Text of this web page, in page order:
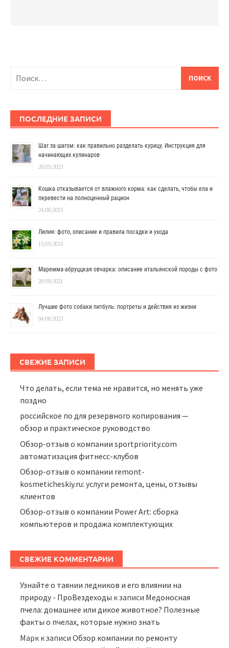
ПОСЛЕДНИЕ ЗАПИСИ
Шаг за шагом: как правильно разделать курицу. Инструкция для
начинающих кулинаров
20/05/2023
Кошка отказывается от влажного корма: как сделать, чтобы ела и
перевести на полноценный рацион
24/06/2023
Лилия: фото, описание и правила посадки и ухода
15/05/2023
Маремма-абруццкая овчарка: описание итальянской породы с фото
29/09/2021
Лучшие фото собаки питбуль: портреты и действия из жизни
04/06/2023
СВЕЖИЕ ЗАПИСИ
Что делать, если тема не нравится, но менять уже
поздно
российское по для резервного копирования —
обзор и практическое руководство
Обзор-отзыв о компании sportpriority.com
автоматизация фитнесс-клубов
Обзор-отзыв о компании remont-
kosmeticheskiy.ru: услуги ремонта, цены, отзывы
клиентов
Обзор-отзыв о компании Power Art: сборка
компьютеров и продажа комплектующих
СВЕЖИЕ КОММЕНТАРИИ
Узнайте о таянии ледников и его влиянии на
природу - ПроВездеходы к записи Медоносная
пчела: домашнее или дикое животное? Полезные
факты о пчелах, которые нужно знать
Марк к записиОбзор компании по ремонту